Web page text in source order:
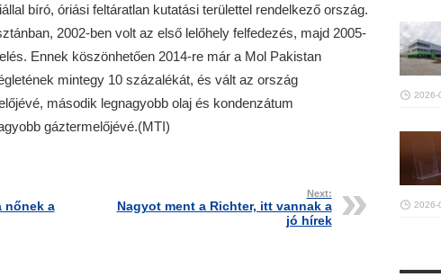
bíró, óriási feltáratlan kutatási területtel rendelkező ország.
2002-ben volt az első lelőhely felfedezés, majd 2005-
Ennek köszönhetően 2014-re már a Mol Pakistan
mintegy 10 százalékát, és vált az ország
második legnagyobb olaj és kondenzátum
gáztermelőjévé.(MTI)
nőnek a
Next:
Nagyot ment a Richter, itt vannak a
jó hírek
2026-
2026-